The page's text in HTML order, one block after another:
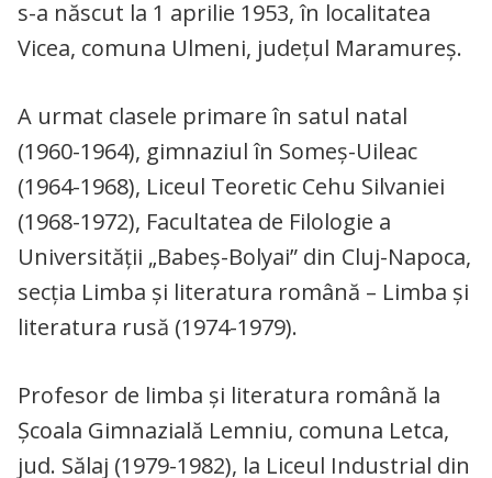
s-a născut la 1 aprilie 1953, în localitatea
Vicea, comuna Ulmeni, judeţul Maramureş.
A urmat clasele primare în satul natal
(1960-1964), gimnaziul în Someş-Uileac
(1964-1968), Liceul Teoretic Cehu Silvaniei
(1968-1972), Facultatea de Filologie a
Universităţii „Babeş-Bolyai” din Cluj-Napoca,
secţia Limba şi literatura română – Limba şi
literatura rusă (1974-1979).
Profesor de limba şi literatura română la
Şcoala Gimnazială Lemniu, comuna Letca,
jud. Sălaj (1979-1982), la Liceul Industrial din